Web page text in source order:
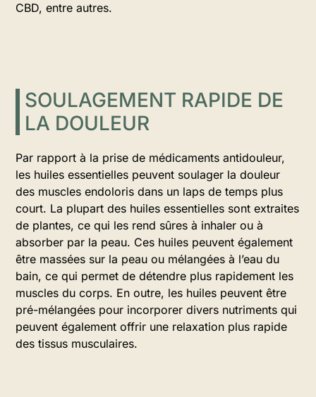
CBD, entre autres.
SOULAGEMENT RAPIDE DE
LA DOULEUR
Par rapport à la prise de médicaments antidouleur,
les huiles essentielles peuvent soulager la douleur
des muscles endoloris dans un laps de temps plus
court. La plupart des huiles essentielles sont extraites
de plantes, ce qui les rend sûres à inhaler ou à
absorber par la peau. Ces huiles peuvent également
être massées sur la peau ou mélangées à l’eau du
bain, ce qui permet de détendre plus rapidement les
muscles du corps. En outre, les huiles peuvent être
pré-mélangées pour incorporer divers nutriments qui
peuvent également offrir une relaxation plus rapide
des tissus musculaires.